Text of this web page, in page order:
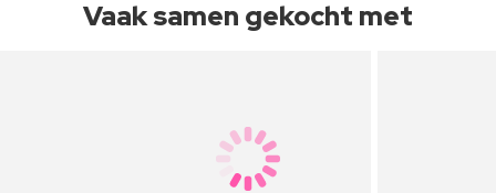
Vaak samen gekocht met